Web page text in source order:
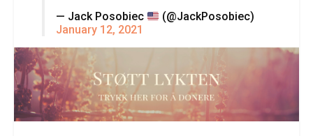
— Jack Posobiec
(@JackPosobiec)
January 12, 2021